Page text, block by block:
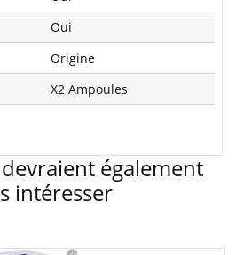
Oui
Origine
X2 Ampoules
également
intéresser